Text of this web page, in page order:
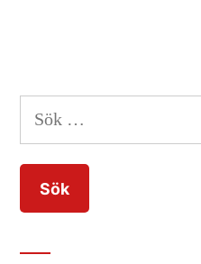
Sök
efter: